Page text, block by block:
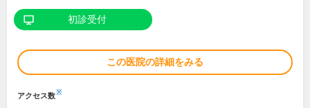
初診受付
この医院の詳細をみる
アクセス数※